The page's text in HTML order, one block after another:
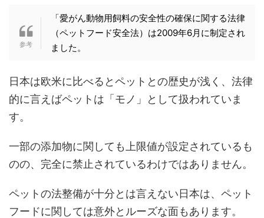
「愛がん動物用飼料の安全性の確保に関する法律
（ペットフード安全法）は2009年6月に制定され
ました。
日本は欧米に比べるとペットとの歴史が浅く、法律
的に言えばペットは「モノ」として扱われていま
す。
一部の添加物に関しても上限値が設定されているも
のの、完全に禁止されているわけではありません。
ペットの法整備が十分とは言えない日本は、ペット
フードに関しては意外とルーズな面もあります。